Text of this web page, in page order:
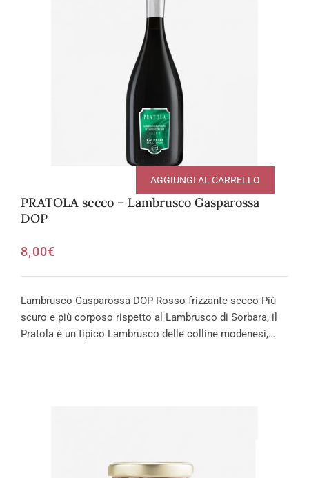
PRATOLA secco – Lambrusco Gasparossa
DOP
8,00€
AGGIUNGI AL CARRELLO
Lambrusco Gasparossa DOP Rosso frizzante secco Più
scuro e più corposo rispetto al Lambrusco di Sorbara, il
Pratola è un tipico Lambrusco delle colline modenesi,…